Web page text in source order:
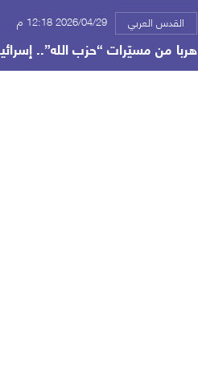
القدس العربي 2026/04/29 12:18 م
هربا من مسيّرات “حزب الله”..